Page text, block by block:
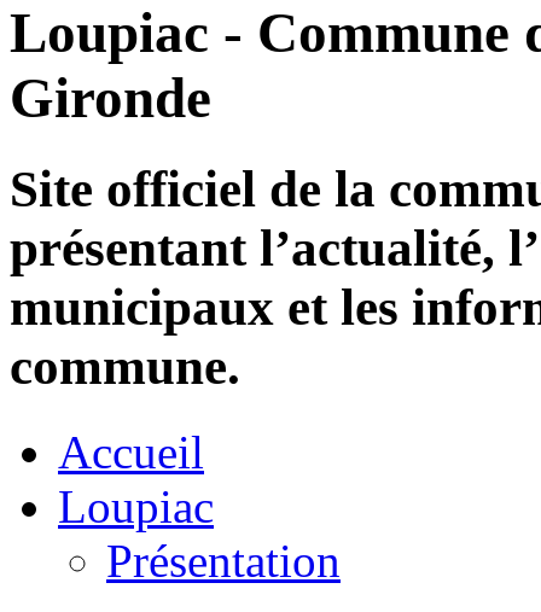
Loupiac - Commune
Gironde
Site officiel de la
présentant l’actualité,
municipaux et les
commune.
Accueil
Loupiac
Présentation